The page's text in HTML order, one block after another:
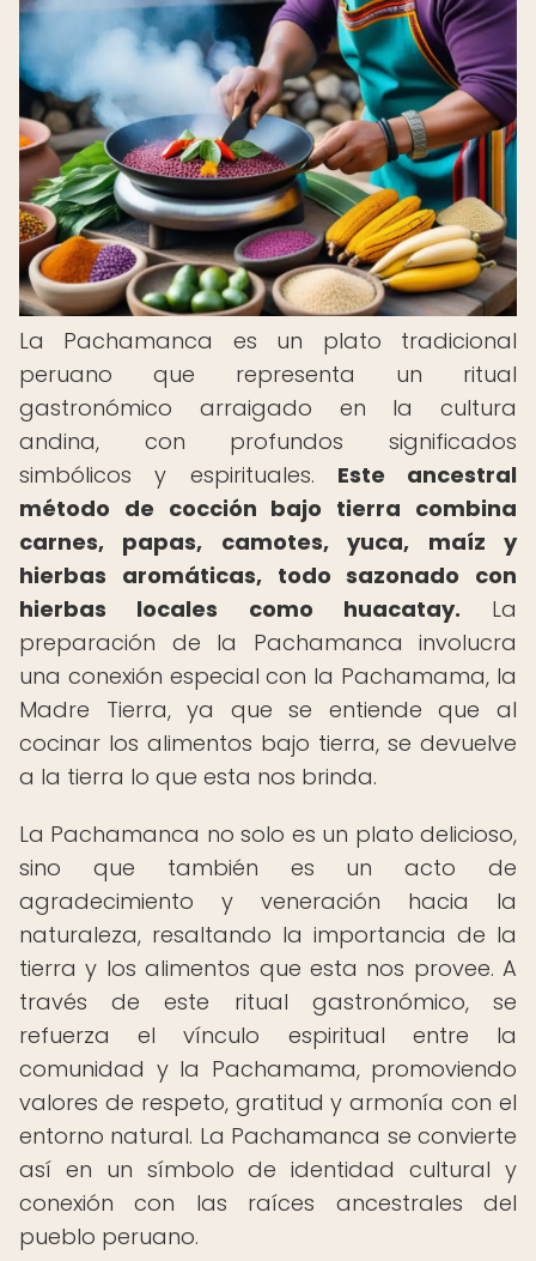
La Pachamanca es un plato tradicional
peruano que representa un ritual
gastronómico arraigado en la cultura
andina, con profundos significados
simbólicos y espirituales. Este ancestral
método de cocción bajo tierra combina
carnes, papas, camotes, yuca, maíz y
hierbas aromáticas, todo sazonado con
hierbas locales como huacatay. La
preparación de la Pachamanca involucra
una conexión especial con la Pachamama, la
Madre Tierra, ya que se entiende que al
cocinar los alimentos bajo tierra, se devuelve
a la tierra lo que esta nos brinda.
La Pachamanca no solo es un plato delicioso,
sino que también es un acto de
agradecimiento y veneración hacia la
naturaleza, resaltando la importancia de la
tierra y los alimentos que esta nos provee. A
través de este ritual gastronómico, se
refuerza el vínculo espiritual entre la
comunidad y la Pachamama, promoviendo
valores de respeto, gratitud y armonía con el
entorno natural. La Pachamanca se convierte
así en un símbolo de identidad cultural y
conexión con las raíces ancestrales del
pueblo peruano.